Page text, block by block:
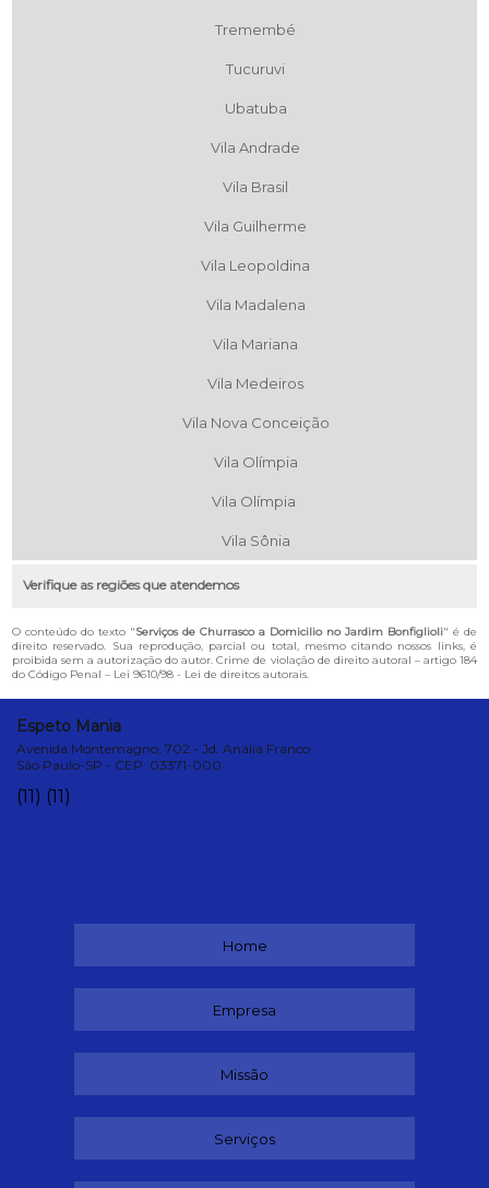
Tremembé
Tucuruvi
Ubatuba
Vila Andrade
Vila Brasil
Vila Guilherme
Vila Leopoldina
Vila Madalena
Vila Mariana
Vila Medeiros
Vila Nova Conceição
Vila Olímpia
Vila Olímpia
Vila Sônia
Verifique as regiões que atendemos
O conteúdo do texto "Serviços de Churrasco a Domicilio no Jardim Bonfiglioli" é de
direito reservado. Sua reprodução, parcial ou total, mesmo citando nossos links, é
proibida sem a autorização do autor. Crime de violação de direito autoral – artigo 184
do Código Penal – Lei 9610/98 - Lei de direitos autorais.
Espeto Mania
Avenida Montemagno, 702 - Jd. Anália Franco
São Paulo-SP - CEP: 03371-000
(11) (11)
Home
Empresa
Missão
Serviços